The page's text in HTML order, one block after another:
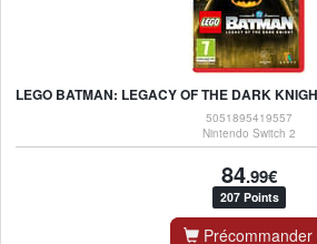
5051895419557
Nintendo Switch 2
84.99€
207 Points
Précommander